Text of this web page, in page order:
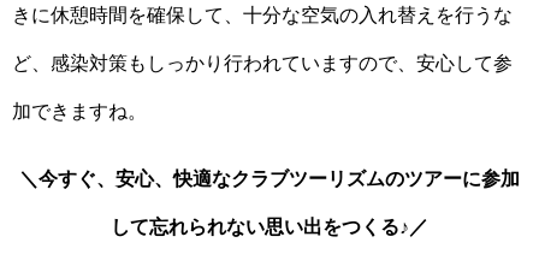
きに休憩時間を確保して、十分な空気の入れ替えを行うな
ど、感染対策もしっかり行われていますので、安心して参
加できますね。
＼今すぐ、安心、快適なクラブツーリズムのツアーに参加
して忘れられない思い出をつくる♪／